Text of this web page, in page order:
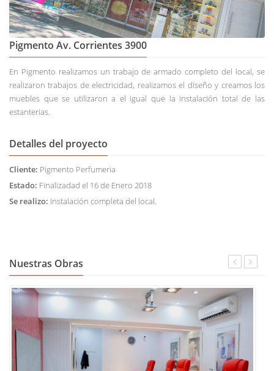
Pigmento Av. Corrientes 3900
En Pigmento realizamos un trabajo de armado completo del local, se
realizaron trabajos de electricidad, realizamos el diseño y creamos los
muebles que se utilizaron a el igual que la instalación total de las
estanterias.
Detalles del proyecto
Cliente: Pigmento Perfumeria
Estado: Finalizadad el 16 de Enero 2018
Se realizo: Instalación completa del local.
Nuestras Obras